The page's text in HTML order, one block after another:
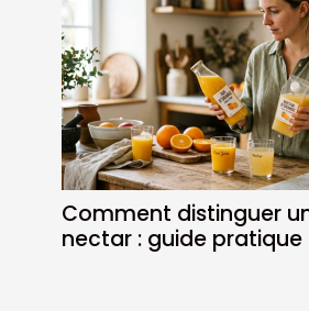
Comment distinguer
nectar : guide pratique